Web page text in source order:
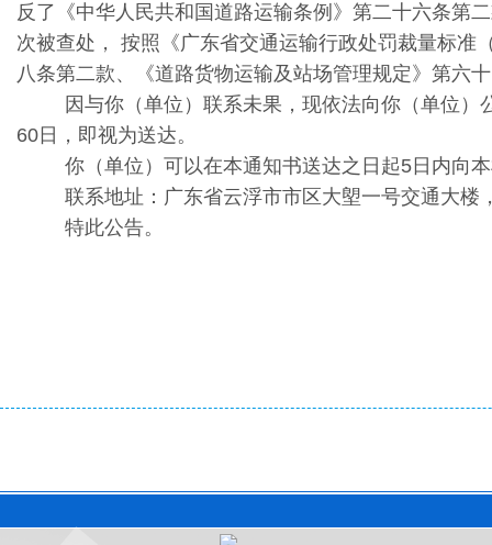
反了《中华人民共和国道路运输条例》第二十六条第
次被查处， 按照《广东省交通运输行政处罚裁量标
八条第二款、《道路货物运输及站场管理规定》第六
因与你（单位）联系未果，现依法向你（单位
60日，即视为送达。
你（单位）可以在本通知书送达之日起5日内向
联系地址：广东省云浮市市区大塱一号交通大
特此公告。